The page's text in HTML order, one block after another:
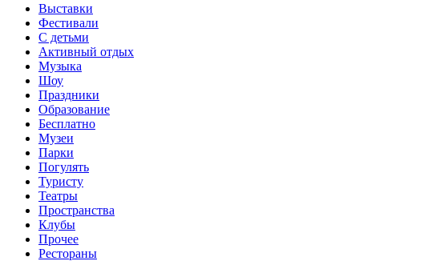
Выставки
Фестивали
С детьми
Активный отдых
Музыка
Шоу
Праздники
Образование
Бесплатно
Музеи
Парки
Погулять
Туристу
Театры
Пространства
Клубы
Прочее
Рестораны